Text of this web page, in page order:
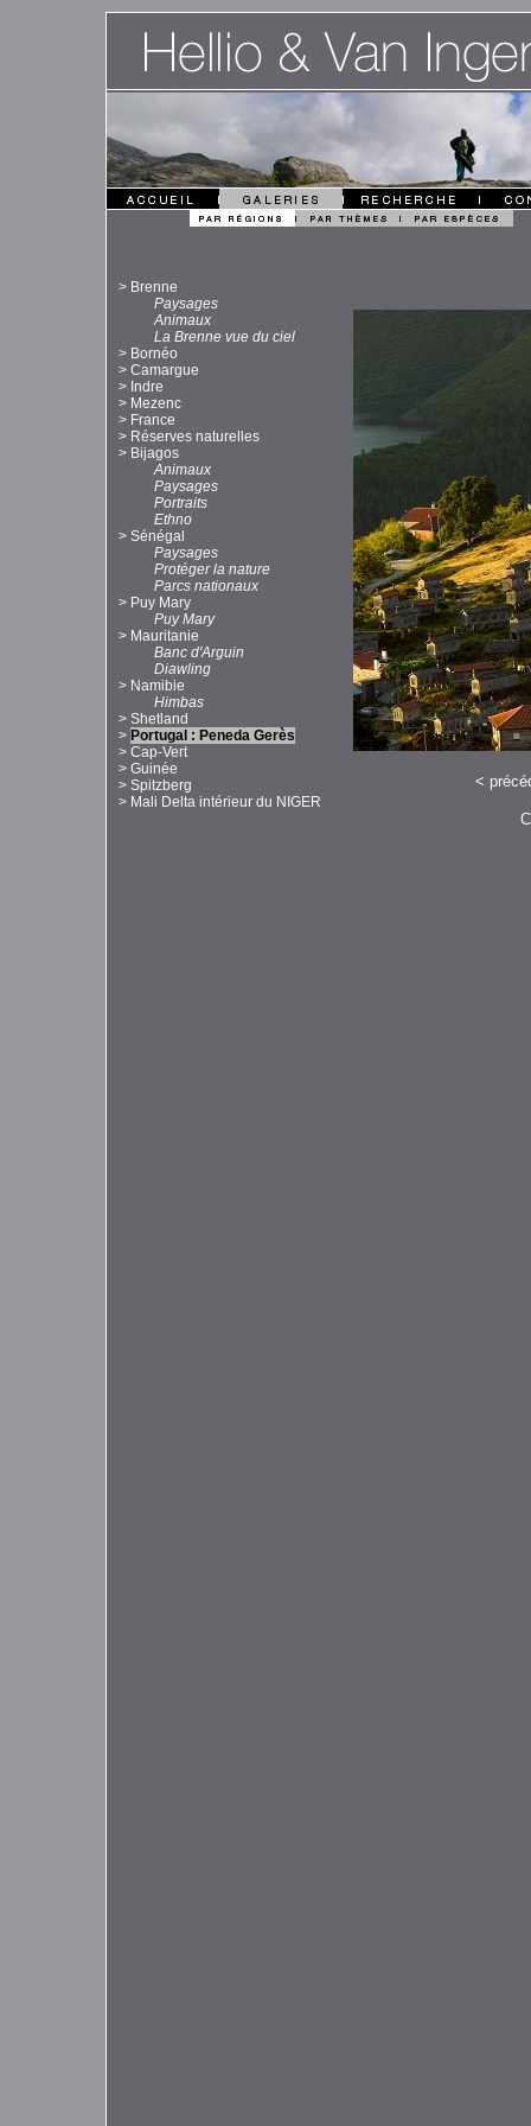
> Brenne
Paysages
Animaux
La Brenne vue du ciel
> Bornéo
> Camargue
> Indre
> Mezenc
> France
> Réserves naturelles
> Bijagos
Animaux
Paysages
Portraits
Ethno
> Sénégal
Paysages
Protéger la nature
Parcs nationaux
> Puy Mary
Puy Mary
> Mauritanie
Banc d'Arguin
Diawling
> Namibie
Himbas
> Shetland
> Portugal : Peneda Gerès
> Cap-Vert
> Guinée
> Spitzberg
> Mali Delta intérieur du NIGER
<